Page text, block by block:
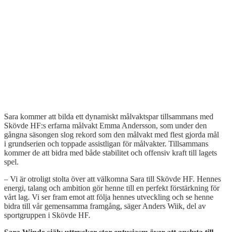
Sara kommer att bilda ett dynamiskt målvaktspar tillsammans med
Skövde HF:s erfarna målvakt Emma Andersson, som under den
gångna säsongen slog rekord som den målvakt med flest gjorda mål
i grundserien och toppade assistligan för målvakter. Tillsammans
kommer de att bidra med både stabilitet och offensiv kraft till lagets
spel.
– Vi är otroligt stolta över att välkomna Sara till Skövde HF. Hennes
energi, talang och ambition gör henne till en perfekt förstärkning för
vårt lag. Vi ser fram emot att följa hennes utveckling och se henne
bidra till vår gemensamma framgång, säger Anders Wiik, del av
sportgruppen i Skövde HF.